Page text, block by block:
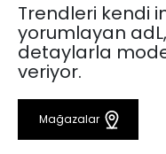
Trendleri kendi
yorumlayan
detaylarla
veriyor.
Mağazalar